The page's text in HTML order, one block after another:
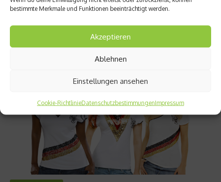
bestimmte Merkmale und Funktionen beeinträchtigt werden.
Akzeptieren
Ablehnen
Einstellungen ansehen
Cookie-RichtlinieDatenschutzbestimmungenImpressum
Oberhaus – und das haben sie sich sogar auf die Brust
geschrieben. Kuriose Geschichten rund um Trikots und
Sponsoren....